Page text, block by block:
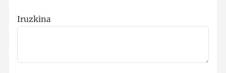
Iruzkinawithout strictly necessary cookies.
__cf_bm
Cloudflare Inc.
29